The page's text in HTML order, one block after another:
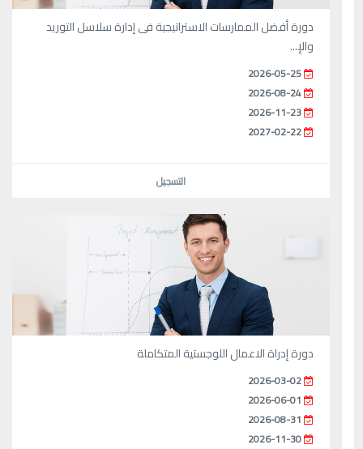
دورة أفضل الممارسات الاستراتيجية فى إدارة سلاسل التوريد
والإ...
2026-05-25
2026-08-24
2026-11-23
2027-02-22
التسجيل
دورة إدراة الاعمال اللوجستية المتكاملة
2026-03-02
2026-06-01
2026-08-31
2026-11-30